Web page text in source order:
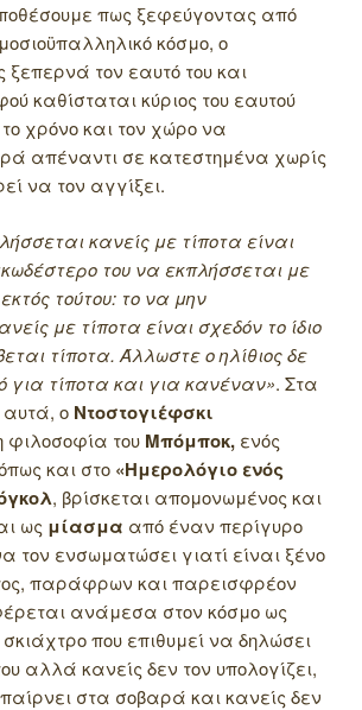
πως ξεφεύγοντας από
κόσμο, ο
τον εαυτό του και
καθίσταται κύριος του εαυτού
το χρόνο και τον χώρο να
απέναντι σε κατεστημένα χωρίς
να τον αγγίξει.
κανείς με τίποτα είναι
του να εκπλήσσεται με
τούτου: το να μην
με τίποτα είναι σχεδόν το ίδιο
τίποτα. Άλλωστε ο ηλίθιος δε
για τίποτα και για κανέναν». Στα
ο Ντοστογιέφσκι
φιλοσοφία του Μπόμποκ, ενός
και στο «Ημερολόγιο ενός
, βρίσκεται απομονωμένος και
ως μίασμα από έναν περίγυρο
τον ενσωματώσει γιατί είναι ξένο
παράφρων και παρεισφρέον
ανάμεσα στον κόσμο ως
που επιθυμεί να δηλώσει
αλλά κανείς δεν τον υπολογίζει,
στα σοβαρά και κανείς δεν